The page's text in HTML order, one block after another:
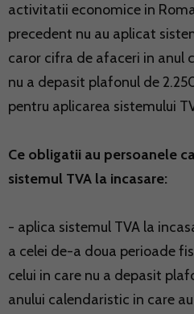
activitatii economice in
precedent nu au aplicat
caror cifra de afaceri in anul
nu a depasit plafonul de
pentru aplicarea sistemului
Ce obligatii au persoanele
sistemul TVA la incasare:
- aplica sistemul TVA la
a celei de-a doua perioade
celui in care nu a depasit
anului calendaristic in care